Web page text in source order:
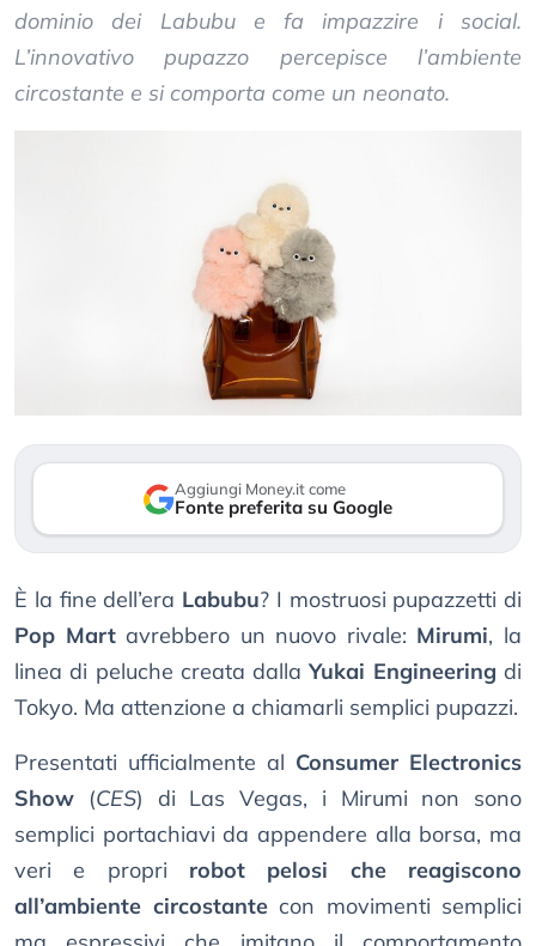
dominio dei Labubu e fa impazzire i social.
L’innovativo pupazzo percepisce l’ambiente
circostante e si comporta come un neonato.
Aggiungi Money.it come
Fonte preferita su Google
È la fine dell’era Labubu? I mostruosi pupazzetti di
Pop Martavrebbero un nuovo rivale: Mirumi, la
linea di peluche creata dallaYukai Engineering di
Tokyo. Ma attenzione a chiamarli semplici pupazzi.
Presentati ufficialmente al Consumer Electronics
Show (CES) di Las Vegas, i Mirumi non sono
semplici portachiavi da appendere alla borsa, ma
veri e propri robot pelosi che reagiscono
all’ambiente circostantecon movimenti semplici